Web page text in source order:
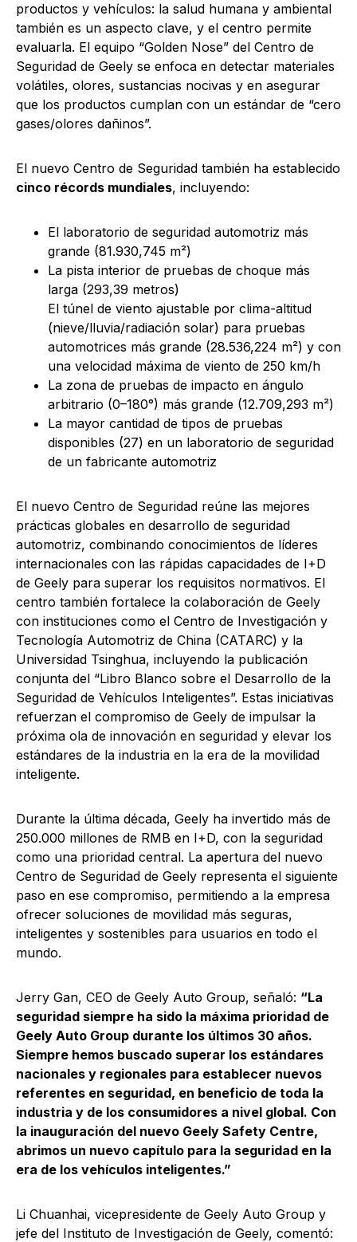
productos y vehículos: la salud humana y ambiental
también es un aspecto clave, y el centro permite
evaluarla. El equipo “Golden Nose” del Centro de
Seguridad de Geely se enfoca en detectar materiales
volátiles, olores, sustancias nocivas y en asegurar
que los productos cumplan con un estándar de “cero
gases/olores dañinos”.
El nuevo Centro de Seguridad también ha establecido
cinco récords mundiales, incluyendo:
El laboratorio de seguridad automotriz más
grande (81.930,745 m²)
La pista interior de pruebas de choque más
larga (293,39 metros)
El túnel de viento ajustable por clima-altitud
(nieve/lluvia/radiación solar) para pruebas
automotrices más grande (28.536,224 m²) y con
una velocidad máxima de viento de 250 km/h
La zona de pruebas de impacto en ángulo
arbitrario (0–180°) más grande (12.709,293 m²)
La mayor cantidad de tipos de pruebas
disponibles (27) en un laboratorio de seguridad
de un fabricante automotriz
El nuevo Centro de Seguridad reúne las mejores
prácticas globales en desarrollo de seguridad
automotriz, combinando conocimientos de líderes
internacionales con las rápidas capacidades de I+D
de Geely para superar los requisitos normativos. El
centro también fortalece la colaboración de Geely
con instituciones como el Centro de Investigación y
Tecnología Automotriz de China (CATARC) y la
Universidad Tsinghua, incluyendo la publicación
conjunta del “Libro Blanco sobre el Desarrollo de la
Seguridad de Vehículos Inteligentes”. Estas iniciativas
refuerzan el compromiso de Geely de impulsar la
próxima ola de innovación en seguridad y elevar los
estándares de la industria en la era de la movilidad
inteligente.
Durante la última década, Geely ha invertido más de
250.000 millones de RMB en I+D, con la seguridad
como una prioridad central. La apertura del nuevo
Centro de Seguridad de Geely representa el siguiente
paso en ese compromiso, permitiendo a la empresa
ofrecer soluciones de movilidad más seguras,
inteligentes y sostenibles para usuarios en todo el
mundo.
Jerry Gan, CEO de Geely Auto Group, señaló: “La
seguridad siempre ha sido la máxima prioridad de
Geely Auto Group durante los últimos 30 años.
Siempre hemos buscado superar los estándares
nacionales y regionales para establecer nuevos
referentes en seguridad, en beneficio de toda la
industria y de los consumidores a nivel global. Con
la inauguración del nuevo Geely Safety Centre,
abrimos un nuevo capítulo para la seguridad en la
era de los vehículos inteligentes.”
Li Chuanhai, vicepresidente de Geely Auto Group y
jefe del Instituto de Investigación de Geely, comentó: